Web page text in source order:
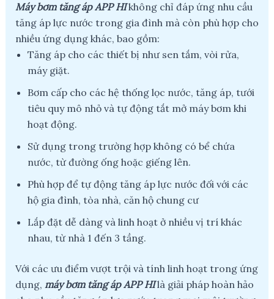
Máy bơm tăng áp APP HIkhông chỉ đáp ứng nhu cầu
tăng áp lực nước trong gia đình mà còn phù hợp cho
nhiều ứng dụng khác, bao gồm:
Tăng áp cho các thiết bị như sen tắm, vòi rửa,
máy giặt.
Bơm cấp cho các hệ thống lọc nước, tăng áp, tưới
tiêu quy mô nhỏ và tự động tắt mở máy bơm khi
hoạt động.
Sử dụng trong trường hợp không có bể chứa
nước, từ đường ống hoặc giếng lên.
Phù hợp để tự động tăng áp lực nước đối với các
hộ gia đình, tòa nhà, căn hộ chung cư
Lắp đặt dễ dàng và linh hoạt ở nhiều vị trí khác
nhau, từ nhà 1 đến 3 tầng.
Với các ưu điểm vượt trội và tính linh hoạt trong ứng
dụng, máy bơm tăng áp APP HIlà giải pháp hoàn hảo